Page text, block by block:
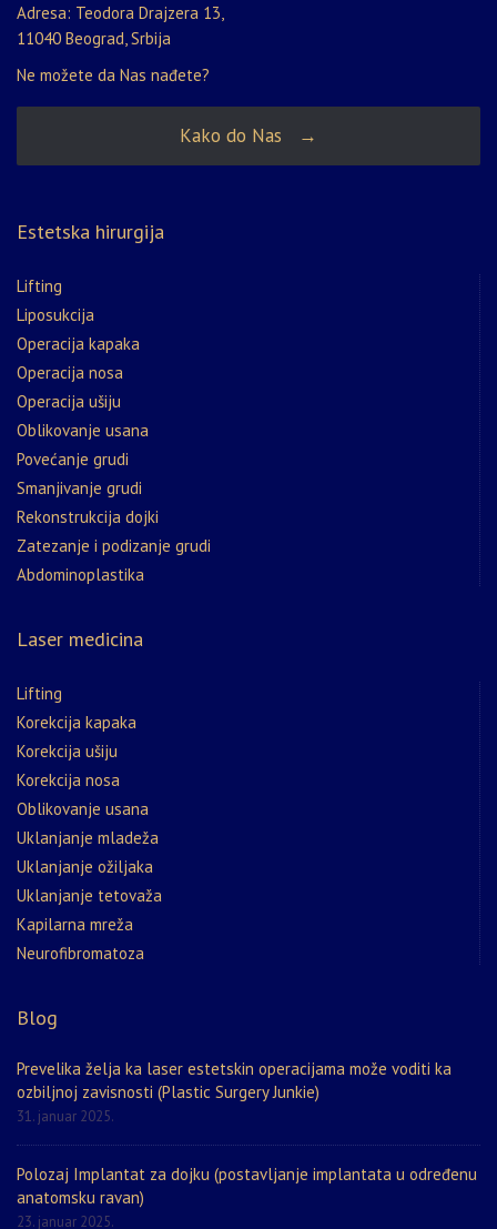
Adresa: Teodora Drajzera 13,
11040 Beograd, Srbija
Ne možete da Nas nađete?
Kako do Nas →
Estetska hirurgija
Lifting
Liposukcija
Operacija kapaka
Operacija nosa
Operacija ušiju
Oblikovanje usana
Povećanje grudi
Smanjivanje grudi
Rekonstrukcija dojki
Zatezanje i podizanje grudi
Abdominoplastika
Laser medicina
Lifting
Korekcija kapaka
Korekcija ušiju
Korekcija nosa
Oblikovanje usana
Uklanjanje mladeža
Uklanjanje ožiljaka
Uklanjanje tetovaža
Kapilarna mreža
Neurofibromatoza
Blog
Prevelika želja ka laser estetskin operacijama može voditi ka
ozbiljnoj zavisnosti (Plastic Surgery Junkie)
31. januar 2025.
Polozaj Implantat za dojku (postavljanje implantata u određenu
anatomsku ravan)
23. januar 2025.